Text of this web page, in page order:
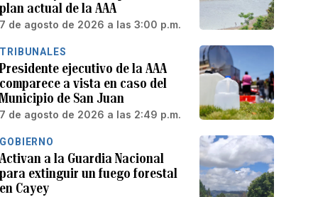
plan actual de la AAA
7 de agosto de 2026 a las 3:00 p.m.
TRIBUNALES
Presidente ejecutivo de la AAA
comparece a vista en caso del
Municipio de San Juan
7 de agosto de 2026 a las 2:49 p.m.
GOBIERNO
Activan a la Guardia Nacional
para extinguir un fuego forestal
en Cayey